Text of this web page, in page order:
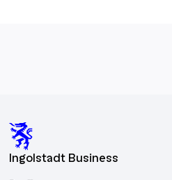
Ingolstadt Business